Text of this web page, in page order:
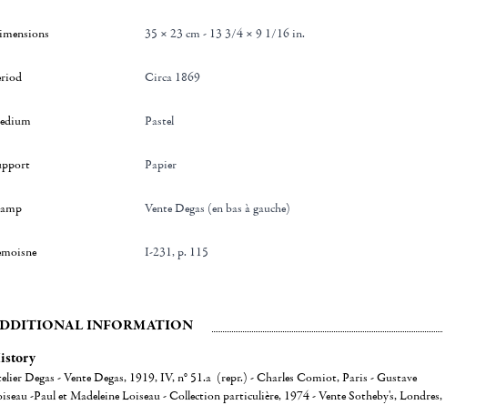
35 × 23 cm - 13 3/4 × 9 1/16 in.
Circa 1869
Pastel
Papier
Vente Degas (en bas à gauche)
I-231, p. 115
INFORMATION
Degas - Vente Degas, 1919, IV, n° 51.a (repr.) - Charles Comiot, Paris - Gustave
-Paul et Madeleine Loiseau - Collection particulière, 1974 - Vente Sotheby's, Londres,